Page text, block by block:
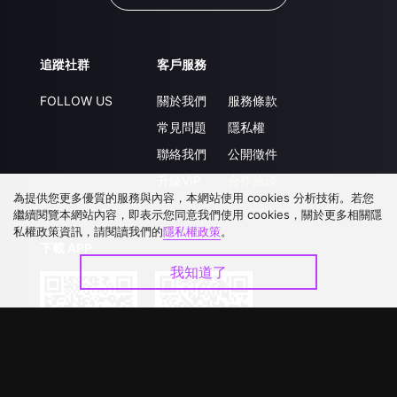
追蹤社群
FOLLOW US
客戶服務
關於我們
常見問題
聯絡我們
服務條款
隱私權
公開徵件
為提供您更多優質的服務與內容，本網站使用 cookies 分析技術。若您
繼續閱覽本網站內容，即表示您同意我們使用 cookies，關於更多相關隱
私權政策資訊，請閱讀我們的隱私權政策。
我知道了